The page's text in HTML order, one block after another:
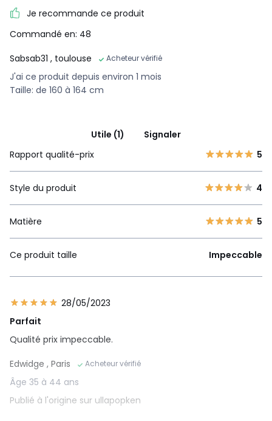
Je recommande ce produit
Commandé en: 48
Sabsab31 , toulouse Acheteur vérifié
J'ai ce produit depuis environ 1 mois
Taille: de 160 à 164 cm
Utile (1)
Signaler
Rapport qualité-prix
5
Style du produit 4
Matière 5
Ce produit taille Impeccable
28/05/2023
Parfait
Qualité prix impeccable.
Edwidge , Paris Acheteur vérifié
Âge 35 à 44 ans
Publié à l'origine sur ullapopken